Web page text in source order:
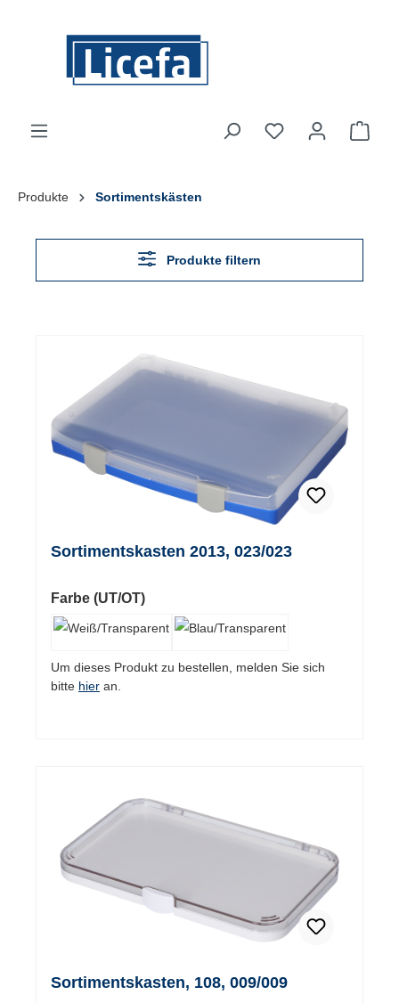
Du hast 0
Produkte Sortimentskästen
Produkte filtern
Sortimentskasten 2013, 023/023
Farbe (UT/OT)auswählen
Um dieses Produkt zu bestellen, melden Sie sich
bitte hier an.
Sortimentskasten, 108, 009/009